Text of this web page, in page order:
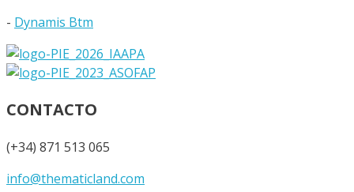
- Dynamis Btm
CONTACTO
(+34) 871 513 065
info@thematicland.com